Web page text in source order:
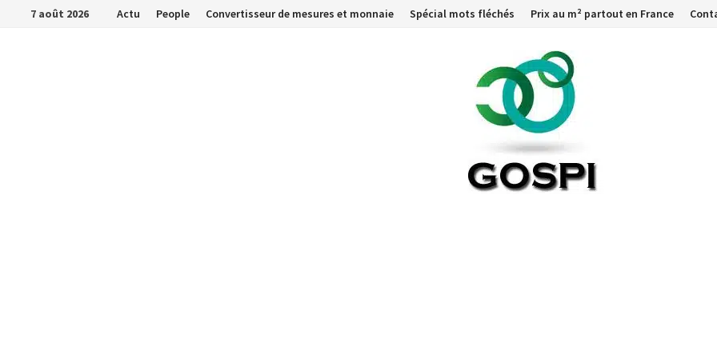
Passer7 août 2026 Actu People Convertisseur de mesures et monnaie Spécial mots fléchés Prix au m² partout en France